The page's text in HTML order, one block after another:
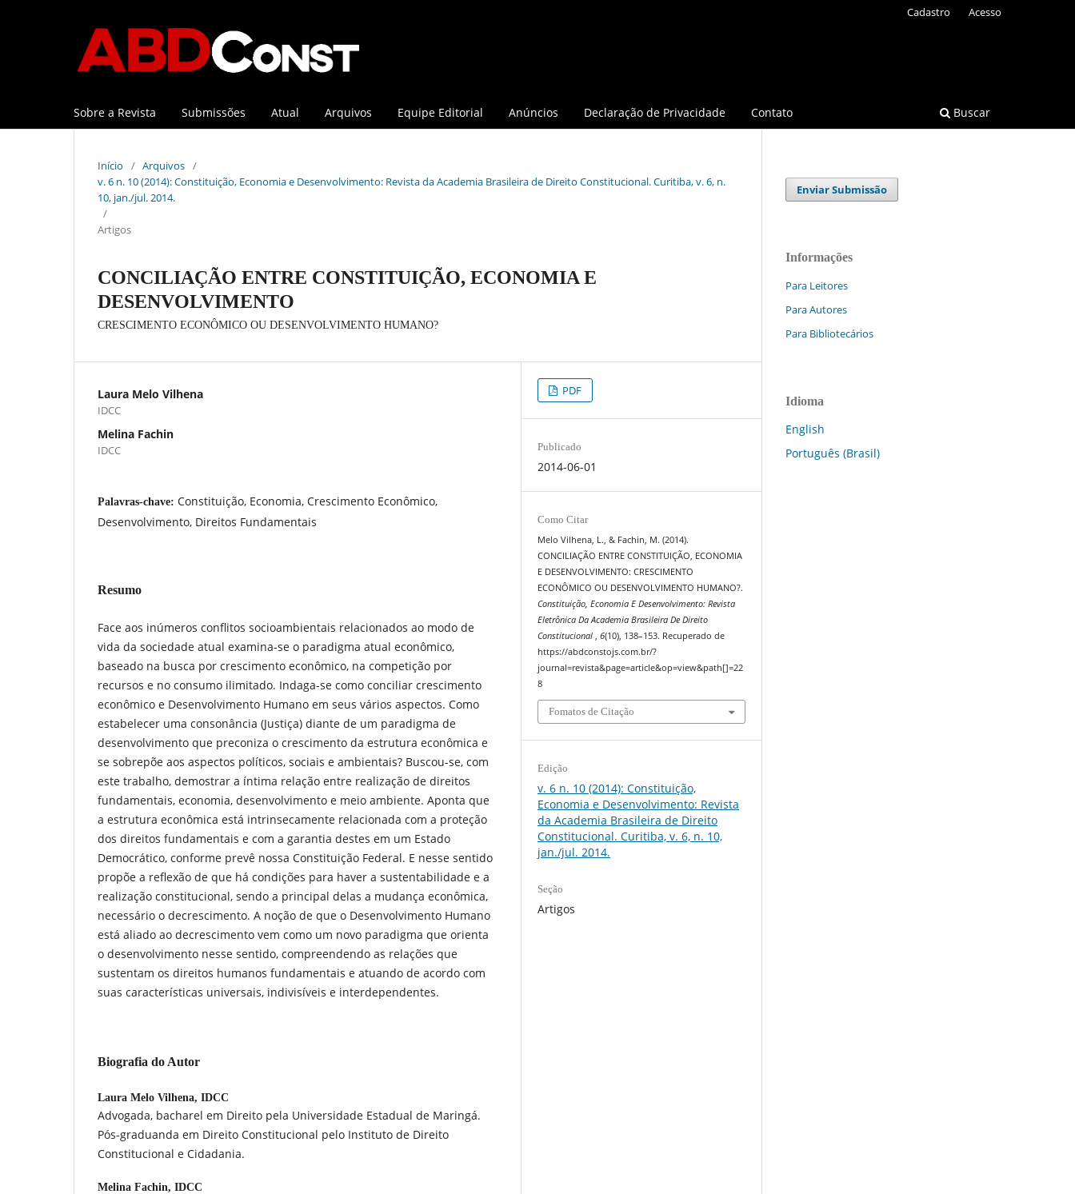
Sobre a Revista Submissões Atual Arquivos Equipe Editorial Anúncios Declaração de Privacidade Contato Buscar
Cadastro Acesso
Início / Arquivos /
v. 6 n. 10 (2014): Constituição, Economia e Desenvolvimento: Revista da Academia Brasileira de Direito Constitucional. Curitiba, v. 6, n.
10, jan./jul. 2014.
/
Artigos
CONCILIAÇÃO ENTRE CONSTITUIÇÃO, ECONOMIA E
DESENVOLVIMENTO
CRESCIMENTO ECONÔMICO OU DESENVOLVIMENTO HUMANO?
Laura Melo Vilhena
IDCC
Melina Fachin
IDCC
Palavras-chave: Constituição, Economia, Crescimento Econômico,
Desenvolvimento, Direitos Fundamentais
Resumo
Face aos inúmeros conflitos socioambientais relacionados ao modo de
vida da sociedade atual examina-se o paradigma atual econômico,
baseado na busca por crescimento econômico, na competição por
recursos e no consumo ilimitado. Indaga-se como conciliar crescimento
econômico e Desenvolvimento Humano em seus vários aspectos. Como
estabelecer uma consonância (Justiça) diante de um paradigma de
desenvolvimento que preconiza o crescimento da estrutura econômica e
se sobrepõe aos aspectos políticos, sociais e ambientais? Buscou-se, com
este trabalho, demostrar a íntima relação entre realização de direitos
fundamentais, economia, desenvolvimento e meio ambiente. Aponta que
a estrutura econômica está intrinsecamente relacionada com a proteção
dos direitos fundamentais e com a garantia destes em um Estado
Democrático, conforme prevê nossa Constituição Federal. E nesse sentido
propõe a reflexão de que há condições para haver a sustentabilidade e a
realização constitucional, sendo a principal delas a mudança econômica,
necessário o decrescimento. A noção de que o Desenvolvimento Humano
está aliado ao decrescimento vem como um novo paradigma que orienta
o desenvolvimento nesse sentido, compreendendo as relações que
sustentam os direitos humanos fundamentais e atuando de acordo com
suas características universais, indivisíveis e interdependentes.
Biografia do Autor
Laura Melo Vilhena, IDCC
Advogada, bacharel em Direito pela Universidade Estadual de Maringá.
Pós-graduanda em Direito Constitucional pelo Instituto de Direito
Constitucional e Cidadania.
Melina Fachin, IDCC
PDF
Publicado
2014-06-01
Como Citar
Melo Vilhena, L., & Fachin, M. (2014).
CONCILIAÇÃO ENTRE CONSTITUIÇÃO, ECONOMIA
E DESENVOLVIMENTO: CRESCIMENTO
ECONÔMICO OU DESENVOLVIMENTO HUMANO?.
Constituição, Economia E Desenvolvimento: Revista
Eletrônica Da Academia Brasileira De Direito
Constitucional,6(10), 138–153. Recuperado de
https://abdconstojs.com.br/?
journal=revista&page=article&op=view&path[]=22
8
Fomatos de Citação
Edição
v. 6 n. 10 (2014): Constituição,
Economia e Desenvolvimento: Revista
da Academia Brasileira de Direito
Constitucional. Curitiba, v. 6, n. 10,
jan./jul. 2014.
Seção
Artigos
Enviar Submissão
Informações
Para Leitores
Para Autores
Para Bibliotecários
Idioma
English
Português (Brasil)